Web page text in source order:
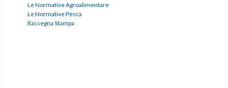
Le Normative Agroalimentare
Le Normative Pesca
Rassegna Stampa